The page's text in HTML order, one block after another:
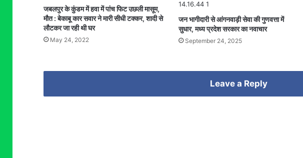
जबलपुर के कुंडम में हवा में पांच फिट उछली मासूम,
मौत : बेकाबू कार सवार ने मारी सीधी टक्कर, शादी से
लौटकर जा रही थी घर
May 24, 2022
जन भागीदारी से आंगनवाड़ी सेवा की गुणवत्ता में
सुधार, मध्य प्रदेश सरकार का नवाचार
September 24, 2025
Leave a Reply